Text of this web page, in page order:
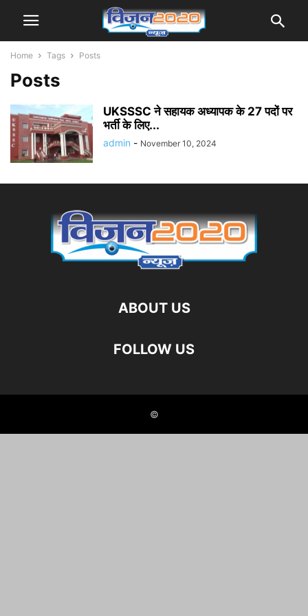
Home Tags Posts
Posts
UKSSSC ने सहायक अध्यापक के 27 पदों पर
भर्ती के लिए...
admin - November 10, 2024
ABOUT US
FOLLOW US
©